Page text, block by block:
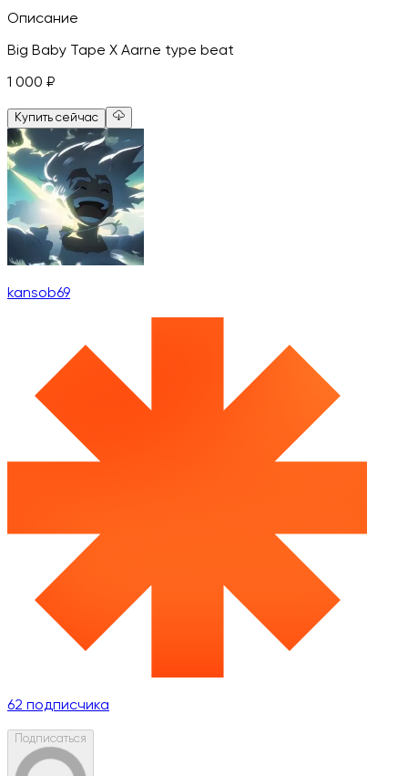
Описание
Big Baby Tape X Aarne type beat
1 000 ₽
Купить сейчас
kansob69
62 подписчика
Подписаться